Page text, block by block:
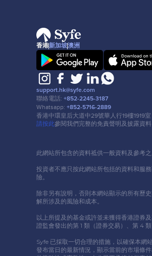
香港新加坡澳洲
support.hk@syfe.com
聯絡電話: +852-2245-3187
Whatsapp: +852-5716-2889
香港中環皇后⼤道中29號華⼈⾏19樓1919室
請按此參閱我們完整的免責聲明及披露資料
此網站所包含的資料祗供⼀般資料及參考
投資者不應只按此網站所包括的資料和服
險。
除非另有說明，否則本網站顯示的所有歷
解所涉及的風險和成本。
以上所提及的基⾦或許並未獲得香港證券
證監會發出的第 1 類（證券交易）、第 4
Syfe 已採取⼀切合理的措施，以確保本網
發布當⽇的最新情況，顯示當前的市場條